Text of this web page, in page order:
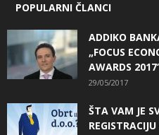
POPULARNI ČLANCI
ADDIKO
„FOCUS
AWARDS
29/05/2017
ŠTA VAM JE